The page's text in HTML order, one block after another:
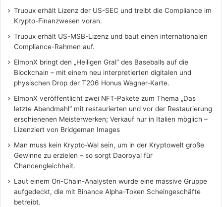
Truoux erhält Lizenz der US-SEC und treibt die Compliance im
Krypto-Finanzwesen voran.
Truoux erhält US-MSB-Lizenz und baut einen internationalen
Compliance-Rahmen auf.
ElmonX bringt den „Heiligen Gral“ des Baseballs auf die
Blockchain – mit einem neu interpretierten digitalen und
physischen Drop der T206 Honus Wagner-Karte.
ElmonX veröffentlicht zwei NFT-Pakete zum Thema „Das
letzte Abendmahl“ mit restaurierten und vor der Restaurierung
erschienenen Meisterwerken; Verkauf nur in Italien möglich –
Lizenziert von Bridgeman Images
Man muss kein Krypto-Wal sein, um in der Kryptowelt große
Gewinne zu erzielen – so sorgt Daoroyal für
Chancengleichheit.
Laut einem On-Chain-Analysten wurde eine massive Gruppe
aufgedeckt, die mit Binance Alpha-Token Scheingeschäfte
betreibt.